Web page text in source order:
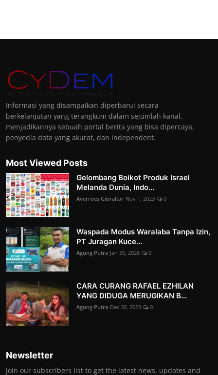
Informasi yang disampaikan diperbarui secara
berkelanjutan yang terangkum dalam sejumlah kanal,
menjadikannya sebuah portal berita yang bisa dipercaya,
penyedia data yang akurat, dan independent.
Most Viewed Posts
Gelombang Boikot Produk Israel
Melanda Dunia, Indo...
Averroes Gibraltar Nov 1, 2023 0
Waspada Modus Waralaba Tanpa Izin,
PT Juragan Kuce...
Agung Putra Jan 25, 2026 0
CARA CURANG RAFAEL EZHILAN
YANG DIDUGA MERUGIKAN B...
Agung Putra Dec 30, 2023 0
Newsletter
Join our subscribers list to get the latest news, updates and